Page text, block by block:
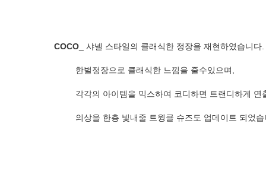
COCO _ 샤넬 스타일의 클래식한 정장을 재현하였습니다.
                 한벌정장으로 클래식한 느낌을 줄수있으며,
각각의 아이템을 믹스하여 코디하면 트랜디하게